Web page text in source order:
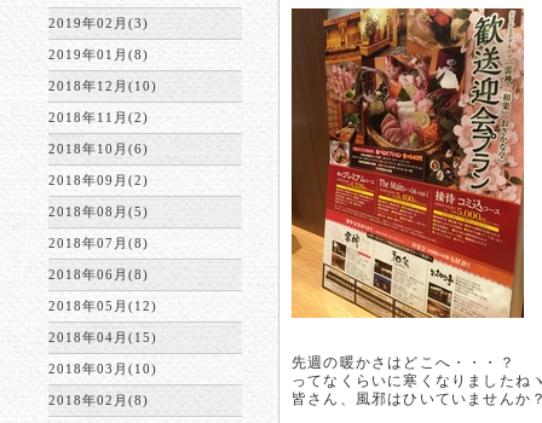
2019年02月(3)
2019年01月(8)
2018年12月(10)
2018年11月(2)
2018年10月(6)
2018年09月(2)
2018年08月(5)
2018年07月(8)
2018年06月(8)
2018年05月(12)
2018年04月(15)
2018年03月(10)
2018年02月(8)
先週の暖かさはどこへ・・・？
ってなくらいに寒くなりましたね
皆さん、風邪はひいていませんか